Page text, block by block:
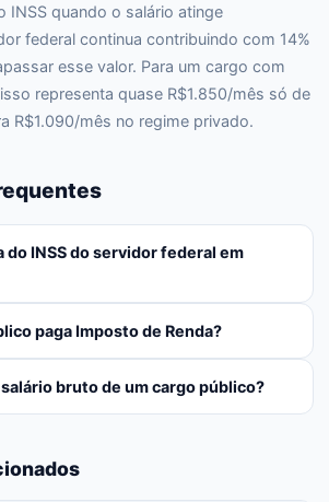
INSS quando o salário atinge
federal continua contribuindo com 14%
esse valor. Para um cargo com
representa quase R$1.850/mês só de
R$1.090/mês no regime privado.
do INSS do servidor federal em
paga Imposto de Renda?
bruto de um cargo público?